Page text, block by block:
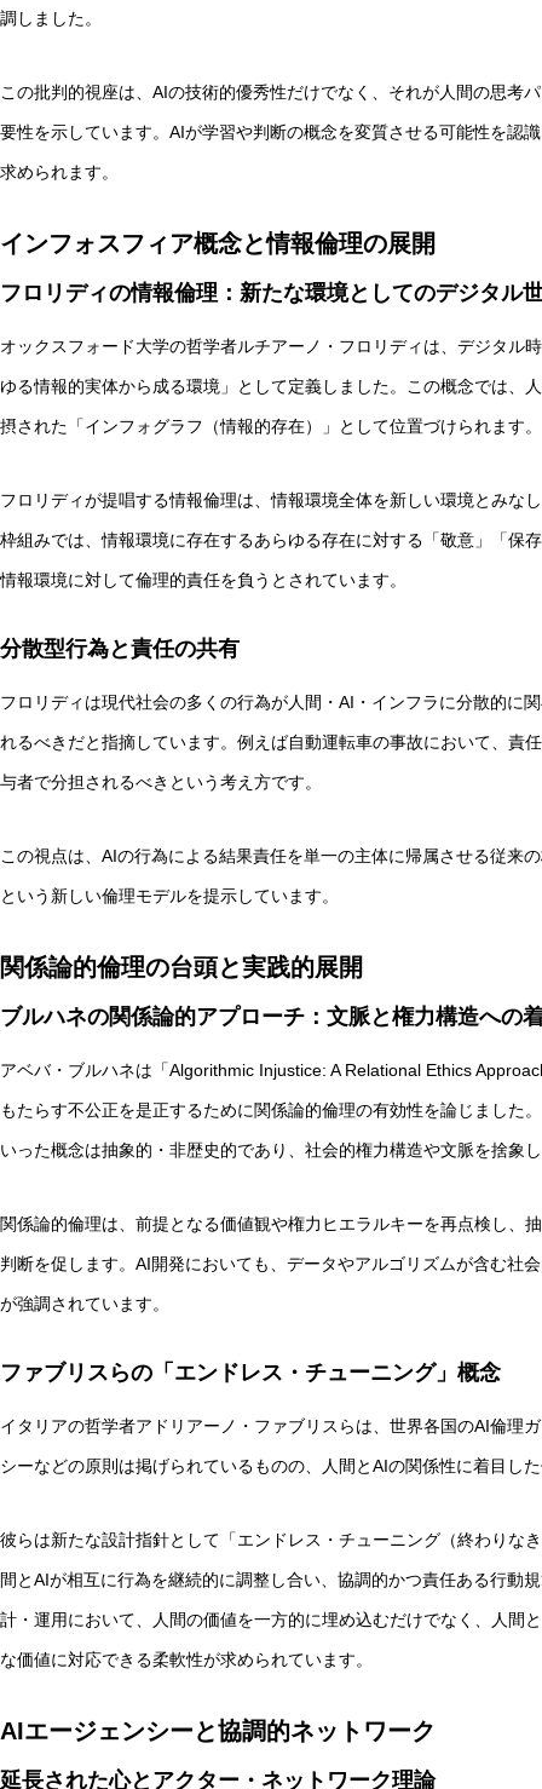
調しました。
この批判的視座は、AIの技術的優秀性だけでなく、それが人間の思考
要性を示しています。AIが学習や判断の概念を変質させる可能性を認
求められます。
インフォスフィア概念と情報倫理の展開
フロリディの情報倫理：新たな環境としてのデジタル
オックスフォード大学の哲学者ルチアーノ・フロリディは、デジタル
ゆる情報的実体から成る環境」として定義しました。この概念では、
摂された「インフォグラフ（情報的存在）」として位置づけられます。
フロリディが提唱する情報倫理は、情報環境全体を新しい環境とみな
枠組みでは、情報環境に存在するあらゆる存在に対する「敬意」「保
情報環境に対して倫理的責任を負うとされています。
分散型行為と責任の共有
フロリディは現代社会の多くの行為が人間・AI・インフラに分散的に
れるべきだと指摘しています。例えば自動運転車の事故において、責
与者で分担されるべきという考え方です。
この視点は、AIの行為による結果責任を単一の主体に帰属させる従来
という新しい倫理モデルを提示しています。
関係論的倫理の台頭と実践的展開
ブルハネの関係論的アプローチ：文脈と権力構造への
アベバ・ブルハネは「Algorithmic Injustice: A Relational Ethics
もたらす不公正を是正するために関係論的倫理の有効性を論じました
いった概念は抽象的・非歴史的であり、社会的権力構造や文脈を捨象
関係論的倫理は、前提となる価値観や権力ヒエラルキーを再点検し、
判断を促します。AI開発においても、データやアルゴリズムが含む社
が強調されています。
ファブリスらの「エンドレス・チューニング」概念
イタリアの哲学者アドリアーノ・ファブリスらは、世界各国のAI倫理
シーなどの原則は掲げられているものの、人間とAIの関係性に着目し
彼らは新たな設計指針として「エンドレス・チューニング（終わりな
間とAIが相互に行為を継続的に調整し合い、協調的かつ責任ある行動
計・運用において、人間の価値を一方的に埋め込むだけでなく、人間
な価値に対応できる柔軟性が求められています。
AIエージェンシーと協調的ネットワーク
延長された心とアクター・ネットワーク理論